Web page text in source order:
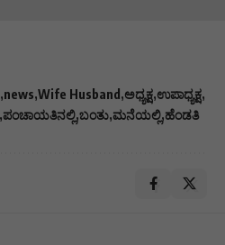
news Wife Husband ಅಧ್ಯಕ್ಷ ಉಪಾಧ್ಯಕ್ಷ
ಪಂಚಾಯತಿನಲ್ಲಿ ಬಂತು ಮನೆಯಲ್ಲಿ ಹೆಂಡತಿ